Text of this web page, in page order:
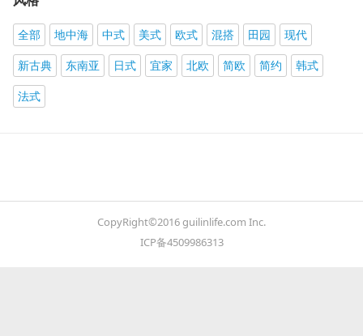
全部 地中海 中式 美式 欧式 混搭 田园
现代
新古典
东南亚 日式 宜家 北欧 简欧 简约
韩式
法式
CopyRight©2016 guilinlife.com Inc.
ICP备4509986313